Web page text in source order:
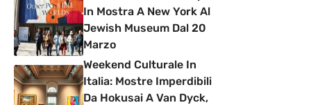
In Mostra A New York Al
Jewish Museum Dal 20
Marzo
Weekend Culturale In
Italia: Mostre Imperdibili
Da Hokusai A Van Dyck,